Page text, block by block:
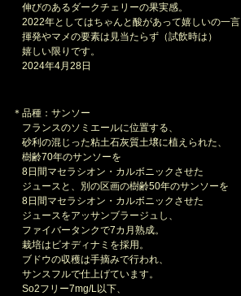
伸びのあるダークチェリーの果実感。
2022年としてはちゃんと酸があって嬉しいの一言
揮発やマメの要素は見当たらず（試飲時は）
嬉しい限りです。
2024年4月28日
＊品種：サンソー
フランスのソミエールに位置する、
砂利の混じった粘土石灰質土壌に植えられた、
樹齢70年のサンソーを
8日間マセラシオン・カルボニックさせた
ジュースと、別の区画の樹齢50年のサンソーを
8日間マセラシオン・カルボニックさせた
ジュースをアッサンブラージュし、
ファイバータンクで7カ月熟成。
栽培はビオディナミを採用。
ブドウの収穫は手摘みで行われ、
サンスフルで仕上げています。
So2フリー7mg/L以下、